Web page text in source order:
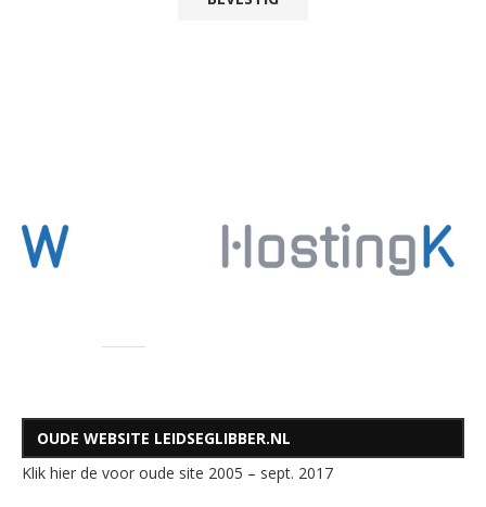
OUDE WEBSITE LEIDSEGLIBBER.NL
Klik hier de voor oude site 2005 – sept. 2017